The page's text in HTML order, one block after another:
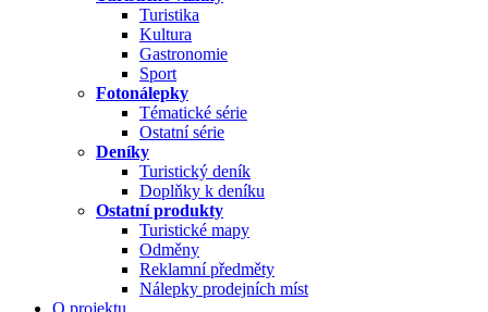
Turistika
Kultura
Gastronomie
Sport
Fotonálepky
Tématické série
Ostatní série
Deníky
Turistický deník
Doplňky k deníku
Ostatní produkty
Turistické mapy
Odměny
Reklamní předměty
Nálepky prodejních míst
O projektu